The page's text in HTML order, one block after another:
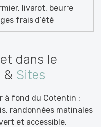
livarot, beurre
frais d’été
dans le
& Sites
à fond du Cotentin :
randonnées matinales
et accessible.